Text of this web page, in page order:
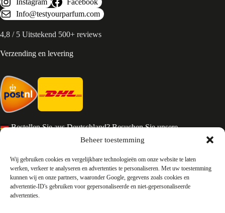
Beheer toestemming
Wij gebruiken cookies en vergelijkbare technologieën om onze website te laten
werken, verkeer te analyseren en advertenties te personaliseren. Met uw toestemming
kunnen wij en onze partners, waaronder Google, gegevens zoals cookies en
advertentie-ID's gebruiken voor gepersonaliseerde en niet-gepersonaliseerde
advertenties.
Instagram
Facebook
Info@testyourparfum.com
4,8 / 5 Uitstekend 500+ reviews
Verzending en levering
Bestellen Sie aus Deutschland? Besuchen Sie unsere
Services en Contact
Algemene voorwaarden
Retourneren
Privacy